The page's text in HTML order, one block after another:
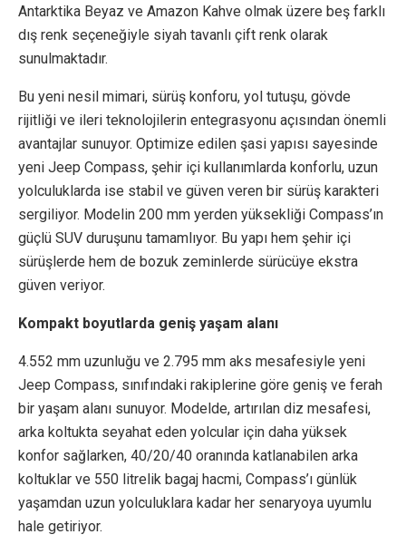
Antarktika Beyaz ve Amazon Kahve olmak üzere beş farklı
dış renk seçeneğiyle siyah tavanlı çift renk olarak
sunulmaktadır.
Bu yeni nesil mimari, sürüş konforu, yol tutuşu, gövde
rijitliği ve ileri teknolojilerin entegrasyonu açısından önemli
avantajlar sunuyor. Optimize edilen şasi yapısı sayesinde
yeni Jeep Compass, şehir içi kullanımlarda konforlu, uzun
yolculuklarda ise stabil ve güven veren bir sürüş karakteri
sergiliyor. Modelin 200 mm yerden yüksekliği Compass’ın
güçlü SUV duruşunu tamamlıyor. Bu yapı hem şehir içi
sürüşlerde hem de bozuk zeminlerde sürücüye ekstra
güven veriyor.
Kompakt boyutlarda geniş yaşam alanı
4.552 mm uzunluğu ve 2.795 mm aks mesafesiyle yeni
Jeep Compass, sınıfındaki rakiplerine göre geniş ve ferah
bir yaşam alanı sunuyor. Modelde, artırılan diz mesafesi,
arka koltukta seyahat eden yolcular için daha yüksek
konfor sağlarken, 40/20/40 oranında katlanabilen arka
koltuklar ve 550 litrelik bagaj hacmi, Compass’ı günlük
yaşamdan uzun yolculuklara kadar her senaryoya uyumlu
hale getiriyor.